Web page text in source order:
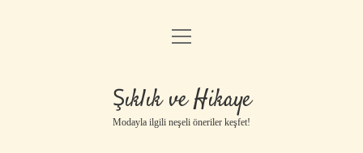
Gizlilik Politikası
Yasal Uyarı
menüyü
Şıklık ve Hikaye
Modayla ilgili neşeli öneriler keşfet!